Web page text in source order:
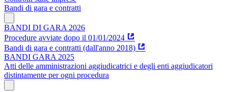
Bandi di gara e contratti
BANDI DI GARA 2026
Procedure avviate dopo il 01/01/2024
Bandi di gara e contratti (dall'anno 2018)
BANDI GARA 2025
Atti delle amministrazioni aggiudicatrici e degli enti aggiudicatori
distintamente per ogni procedura